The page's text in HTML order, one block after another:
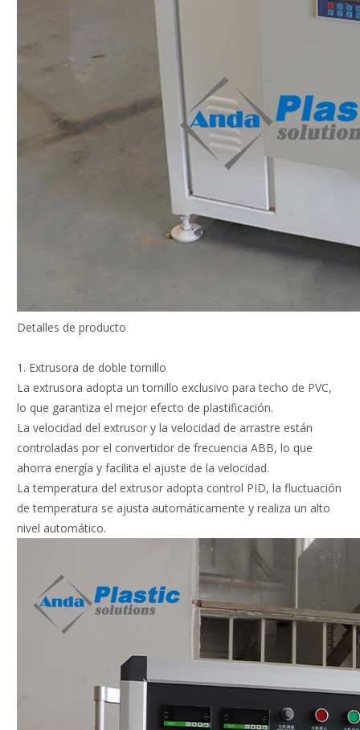
Detalles de producto
1. Extrusora de doble tornillo
La extrusora adopta un tornillo exclusivo para techo de PVC,
lo que garantiza el mejor efecto de plastificación.
La velocidad del extrusor y la velocidad de arrastre están
controladas por el convertidor de frecuencia ABB, lo que
ahorra energía y facilita el ajuste de la velocidad.
La temperatura del extrusor adopta control PID, la fluctuación
de temperatura se ajusta automáticamente y realiza un alto
nivel automático.